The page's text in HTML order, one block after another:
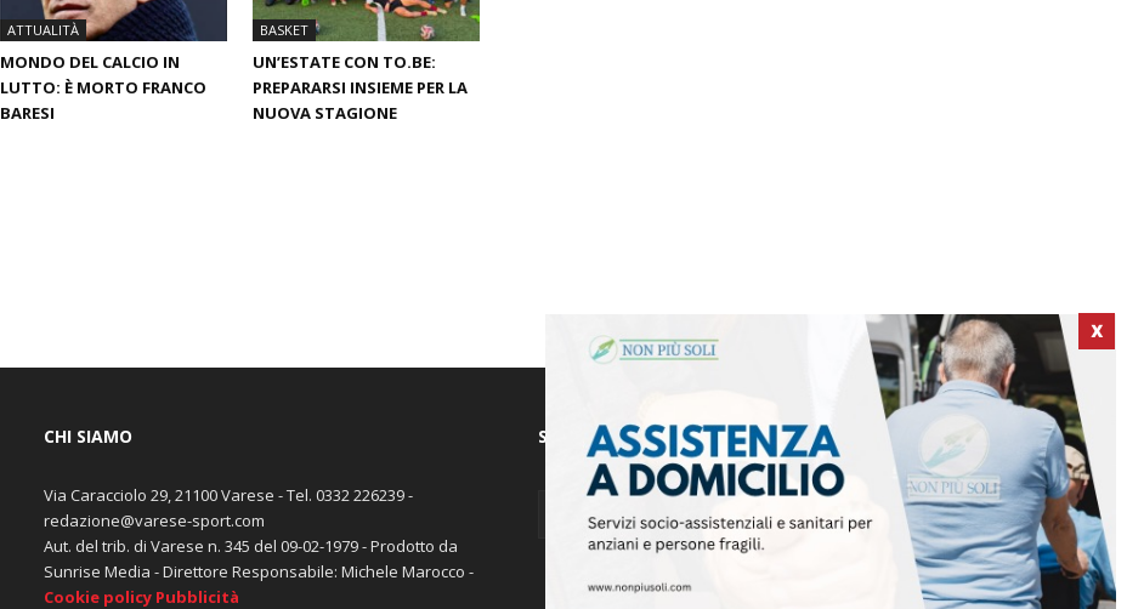
ATTUALITÀ
MONDO DEL CALCIO IN
LUTTO: È MORTO FRANCO
BARESI
BASKET
UN’ESTATE CON TO.BE:
PREPARARSI INSIEME PER LA
NUOVA STAGIONE
X
CHI SIAMO
Via Caracciolo 29, 21100 Varese - Tel. 0332 226239 -
redazione@varese-sport.com
Aut. del trib. di Varese n. 345 del 09-02-1979 - Prodotto da
Sunrise Media - Direttore Responsabile: Michele Marocco -
Cookie policy Pubblicità
SEGUICI